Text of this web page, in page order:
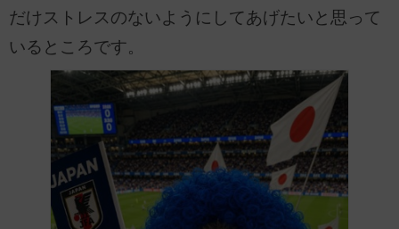
だけストレスのないようにしてあげたいと思って
いるところです。